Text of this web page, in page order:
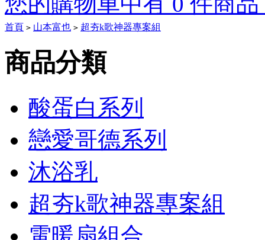
Tory
Burch
On
Sale
Burch
Tory
boots
首頁 > 山本富也 > 超夯k歌神器專案組
商品分類
酸蛋白系列
戀愛哥德系列
沐浴乳
超夯k歌神器專案組